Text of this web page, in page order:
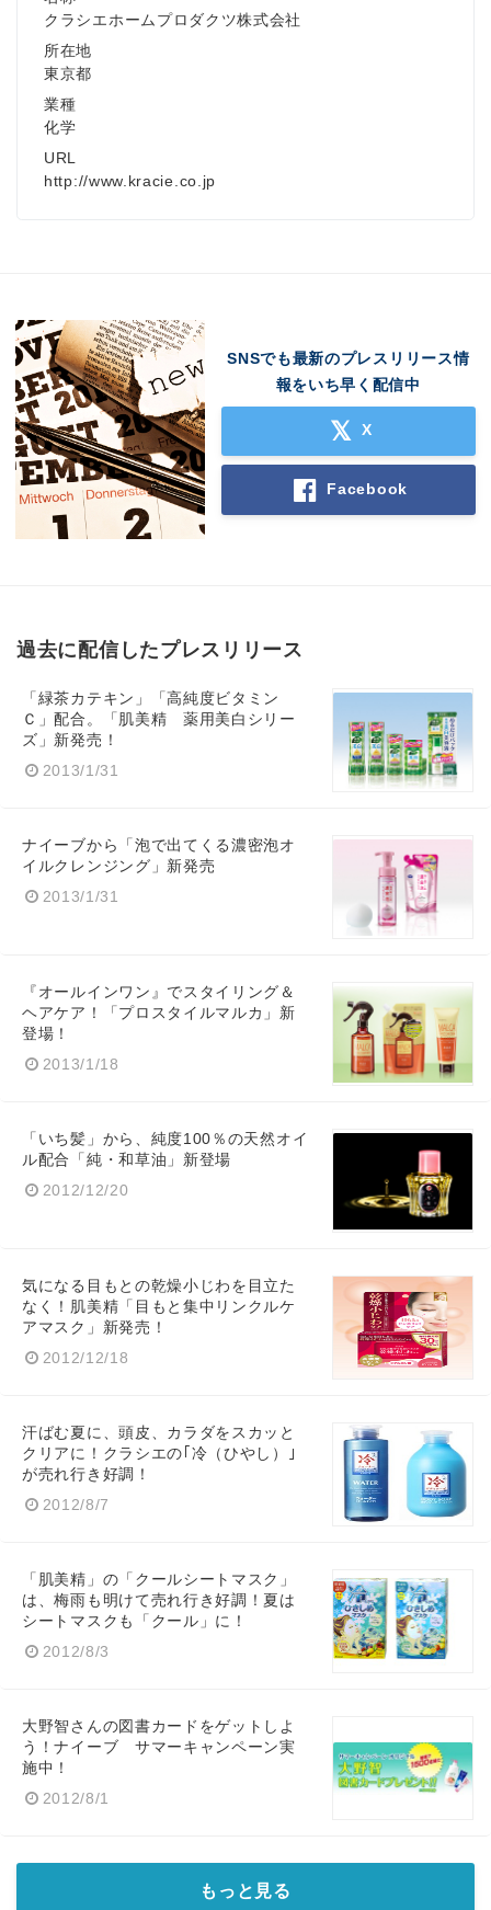
クラシエホームプロダクツ株式会社
所在地
東京都
業種
化学
URL
http://www.kracie.co.jp
SNSでも最新のプレスリリース情
報をいち早く配信中
X
Facebook
過去に配信したプレスリリース
「緑茶カテキン」「高純度ビタミン
Ｃ」配合。「肌美精 薬用美白シリー
ズ」新発売！
2013/1/31
ナイーブから「泡で出てくる濃密泡オ
イルクレンジング」新発売
2013/1/31
『オールインワン』でスタイリング＆
ヘアケア！「プロスタイルマルカ」新
登場！
2013/1/18
「いち髪」から、純度100％の天然オイ
ル配合「純・和草油」新登場
2012/12/20
気になる目もとの乾燥小じわを目立た
なく！肌美精「目もと集中リンクルケ
アマスク」新発売！
2012/12/18
汗ばむ夏に、頭皮、カラダをスカッと
クリアに！クラシエの｢冷（ひやし）｣
が売れ行き好調！
2012/8/7
「肌美精」の「クールシートマスク」
は、梅雨も明けて売れ行き好調！夏は
シートマスクも「クール」に！
2012/8/3
大野智さんの図書カードをゲットしよ
う！ナイーブ サマーキャンペーン実
施中！
2012/8/1
もっと見る
Japanese